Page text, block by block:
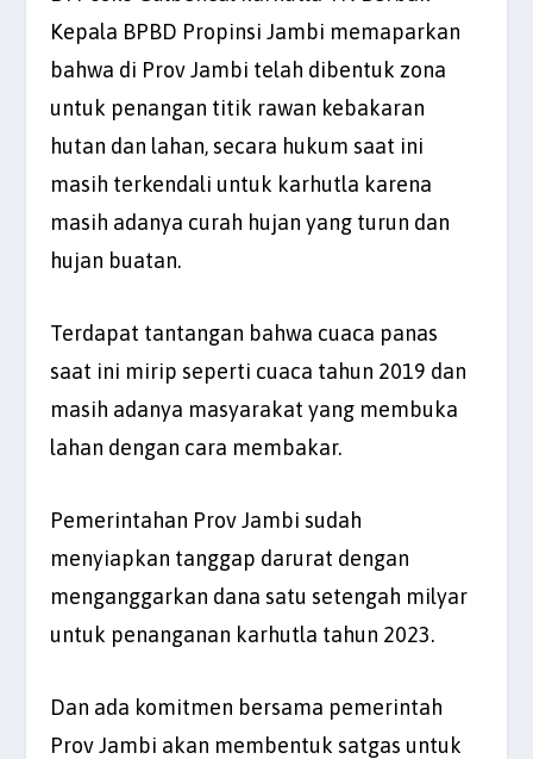
Kepala BPBD Propinsi Jambi memaparkan
bahwa di Prov Jambi telah dibentuk zona
untuk penangan titik rawan kebakaran
hutan dan lahan, secara hukum saat ini
masih terkendali untuk karhutla karena
masih adanya curah hujan yang turun dan
hujan buatan.
Terdapat tantangan bahwa cuaca panas
saat ini mirip seperti cuaca tahun 2019 dan
masih adanya masyarakat yang membuka
lahan dengan cara membakar.
Pemerintahan Prov Jambi sudah
menyiapkan tanggap darurat dengan
menganggarkan dana satu setengah milyar
untuk penanganan karhutla tahun 2023.
Dan ada komitmen bersama pemerintah
Prov Jambi akan membentuk satgas untuk